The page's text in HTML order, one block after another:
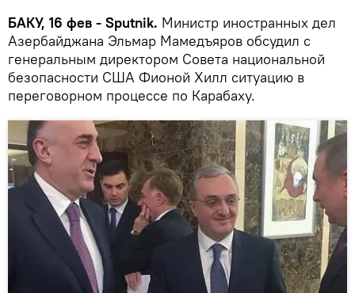
БАКУ, 16 фев - Sputnik. Министр иностранных дел
Азербайджана Эльмар Мамедъяров обсудил с
генеральным директором Совета национальной
безопасности США Фионой Хилл ситуацию в
переговорном процессе по Карабаху.